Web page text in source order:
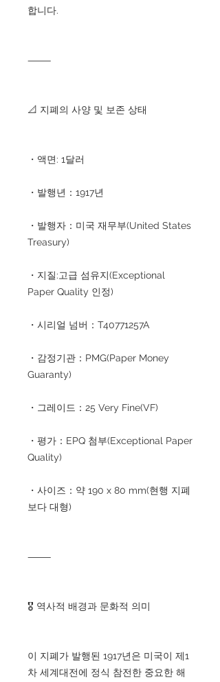
합니다.
⸻
📐 지폐의 사양 및 보존 상태
・액면: 1달러
・발행년：1917년
・발행자：미국 재무부(United States
Treasury)
・지질:고급 섬유지(Exceptional
Paper Quality 인정)
・시리얼 넘버：T40771257A
・감정기관：PMG(Paper Money
Guaranty)
・그레이드：25 Very Fine(VF)
・평가：EPQ 첨부(Exceptional Paper
Quality)
・사이즈：약 190 x 80 mm(현행 지폐
보다 대형)
⸻
🎖 역사적 배경과 문화적 의미
이 지폐가 발행된 1917년은 미국이 제1
차 세계대전에 정식 참전한 중요한 해